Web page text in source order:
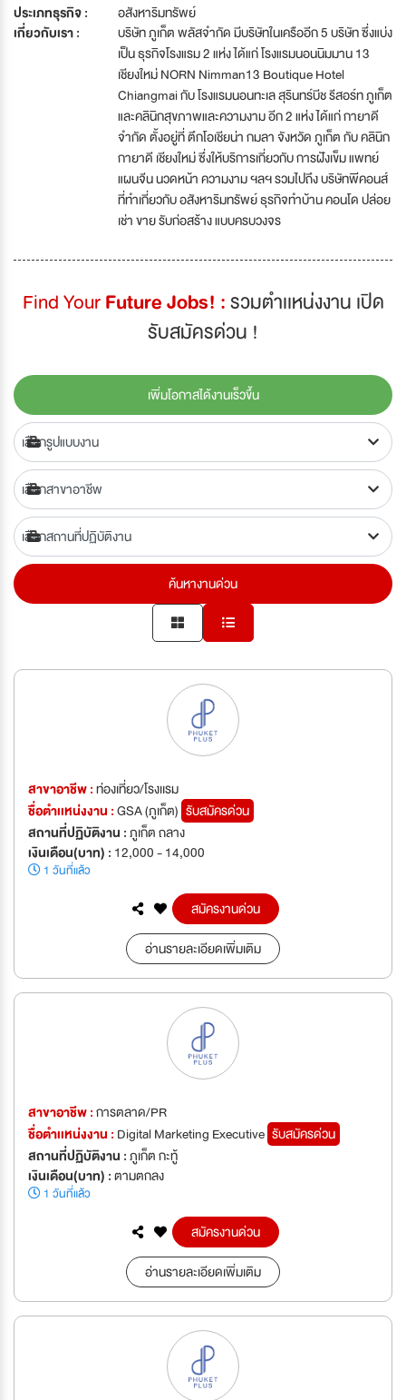
ประเภทธุรกิจ :
อสังหาริมทรัพย์
เกี่ยวกับเรา :
บริษัท ภูเก็ต พลัสจำกัด มีบริษัทในเครืออีก 5 บริษัท ซึ่งแบ่ง
เป็น ธุรกิจโรงแรม 2 แห่ง ได้แก่ โรงแรมนอนนิมมาน 13
เชียงใหม่ NORN Nimman13 Boutique Hotel
Chiangmai กับ โรงแรมนอนทะเล สุรินทร์บีช รีสอร์ท ภูเก็ต
และคลินิกสุขภาพและความงาม อีก 2 แห่ง ได้แก่ กายาดี
จำกัด ตั้งอยู่ที่ ตึกโอเชียน่า กมลา จังหวัด ภูเก็ต กับ คลินิก
กายาดี เชียงใหม่ ซึ่งให้บริการเกี่ยวกับ การฝังเข็ม แพทย์
แผนจีน นวดหน้า ความงาม ฯลฯ รวมไปถึง บริษัทพีคอนส์
ที่ทำเกี่ยวกับ อสังหาริมทรัพย์ ธุรกิจทำบ้าน คอนโด ปล่อย
เช่า ขาย รับก่อสร้าง แบบครบวงจร
Find YourFuture Jobs! :รวมตำเเหน่งงาน เปิด
รับสมัครด่วน !
เพิ่มโอกาสได้งานเร็วขึ้น
ค้นหางานด่วน
สาขาอาชีพ :ท่องเที่ยว/โรงเเรม
ชื่อตำเเหน่งงาน :GSA (ภูเก็ต) รับสมัครด่วน
สถานที่ปฏิบัติงาน :ภูเก็ต ถลาง
เงินเดือน(บาท) : 12,000 - 14,000
1 วันที่แล้ว
สมัครงานด่วน
อ่านรายละเอียดเพิ่มเติม
สาขาอาชีพ :การตลาด/PR
ชื่อตำเเหน่งงาน : Digital Marketing Executive รับสมัครด่วน
สถานที่ปฏิบัติงาน :ภูเก็ต กะทู้
เงินเดือน(บาท) :ตามตกลง
1 วันที่แล้ว
สมัครงานด่วน
อ่านรายละเอียดเพิ่มเติม